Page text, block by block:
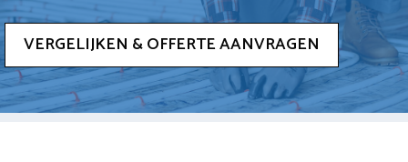
VERGELIJKEN & OFFERTE AANVRAGEN